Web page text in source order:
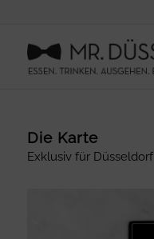
Die Karte
Exklusiv für Düsseldorf